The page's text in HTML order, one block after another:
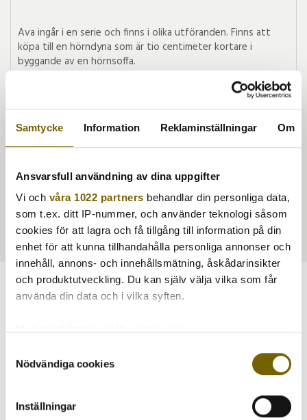
Samtycke Information Reklaminställningar Om
Ansvarsfull användning av dina uppgifter
Vi och våra 1022 partners behandlar din personliga data,
som t.ex. ditt IP-nummer, och använder teknologi såsom
cookies för att lagra och få tillgång till information på din
enhet för att kunna tillhandahålla personliga annonser och
innehåll, annons- och innehållsmätning, åskådarinsikter
och produktutveckling. Du kan själv välja vilka som får
använda din data och i vilka syften.
som kan ha en noggrannhet på upp till flera meter
Ta reda på mer om hur dina personliga uppgifter
Nödvändiga cookies
Inställningar
Ava ingår i en serie och finns i olika utföranden. Finns att
köpa till en hörndyna som är tio centimeter kortare i
byggande av en hörnsoffa.
Artikelnr:AVA-13
Rekommenderade tillbehör till denna
Slutsåld